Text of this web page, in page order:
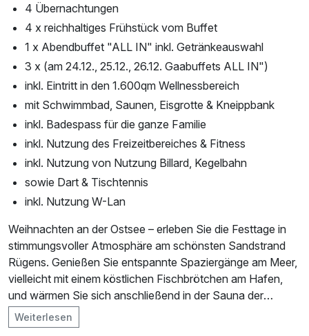
4 Übernachtungen
4 x reichhaltiges Frühstück vom Buffet
1 x Abendbuffet "ALL IN" inkl. Getränkeauswahl
3 x (am 24.12., 25.12., 26.12. Gaabuffets ALL IN")
inkl. Eintritt in den 1.600qm Wellnessbereich
mit Schwimmbad, Saunen, Eisgrotte & Kneippbank
inkl. Badespass für die ganze Familie
inkl. Nutzung des Freizeitbereiches & Fitness
inkl. Nutzung von Nutzung Billard, Kegelbahn
sowie Dart & Tischtennis
inkl. Nutzung W-Lan
Weihnachten an der Ostsee – erleben Sie die Festtage in
stimmungsvoller Atmosphäre am schönsten Sandstrand
Rügens. Genießen Sie entspannte Spaziergänge am Meer,
vielleicht mit einem köstlichen Fischbrötchen am Hafen,
und wärmen Sie sich anschließend in der Sauna der
Aquamaris Strandresidenz auf. An den Feiertagen (24., 25.
& 26. Dezember) verwöhnen wir Sie mit festlichen
Im Angebot enthalten
Weiterlesen